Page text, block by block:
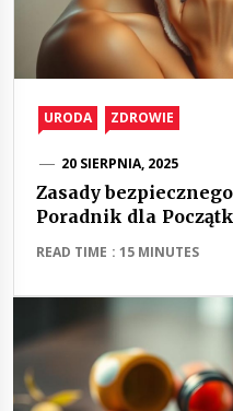
URODA ZDROWIE
20 SIERPNIA, 2025
Zasady
Poradnik dla
READ TIME : 15 MINUTES